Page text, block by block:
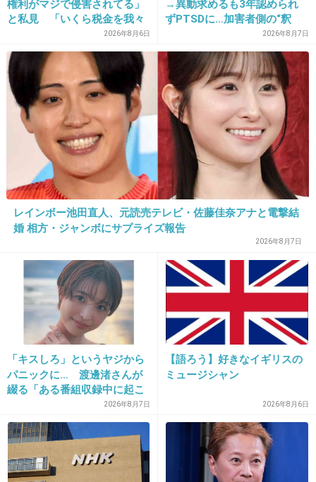
-2
20. 匿名 2014/04/10(木) 18:39:27
自分の名前がプリントされたTシャツ
しかも三姉妹でお揃い。
どんだけアピールしてるの？って感じだった。
+30 -1
変なイラストが付いたセーター
+19 -0
22. 匿名
参観日にボディコン着てきたうちの親ｗｗｗｗ
ｗｗｗｗｗ
権利がマジで侵害されてる」
と私見 「いくら税金を我々
2026年8月6日
→異動求めるも3年認められ
ずPTSDに…加害者側の“釈
明”にコラムニスト「納得がい
かない」一方で組織体制の問
題点も指摘
2026年8月7日
レインボー池田直人、元読売テレビ・佐藤佳奈アナと電撃結
婚 相方・ジャンボにサプライズ報告
2026年8月7日
「キスしろ」というヤジから
パニックに… 渡邊渚さんが
綴る「ある番組収録中に起こ
ったフラッシュバック」2026年8月7日
【語ろう】好きなイギリスの
ミュージシャン
2026年8月6日